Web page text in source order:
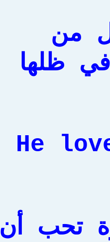
من
ظلها
He
تحب أن